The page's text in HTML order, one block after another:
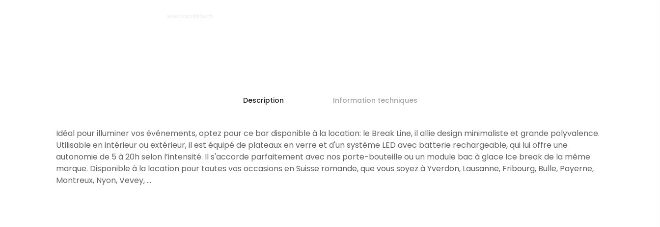
Description Information techniques
Idéal pour illuminer vos événements, optez pour ce bar disponible à la location: le Break Line, il allie design minimaliste et grande polyvalence.
Utilisable en intérieur ou extérieur, il est équipé de plateaux en verre et d'un système LED avec batterie rechargeable, qui lui offre une
autonomie de 5 à 20h selon l’intensité. Il s'accorde parfaitement avec nos porte-bouteille ou un module bac à glace Ice break de la même
marque. Disponible à la location pour toutes vos occasions en Suisse romande, que vous soyez à Yverdon, Lausanne, Fribourg, Bulle, Payerne,
Montreux, Nyon, Vevey, ...